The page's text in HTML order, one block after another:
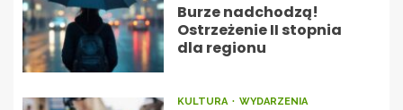
Burze nadchodzą!
Ostrzeżenie II stopnia
dla regionu
KULTURA WYDARZENIA